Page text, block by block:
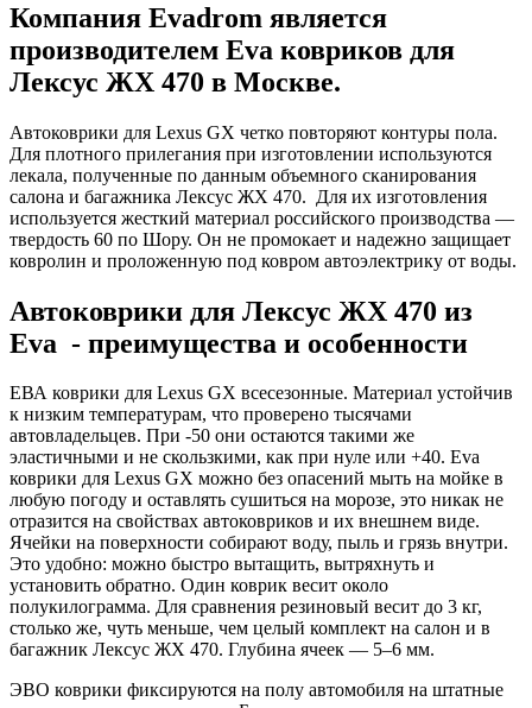
Компания Evadrom является
производителем Eva ковриков для
Лексус ЖХ 470 в Москве.
Автоковрики для Lexus GX четко повторяют контуры пола.
Для плотного прилегания при изготовлении используются
лекала, полученные по данным объемного сканирования
салона и багажника Лексус ЖХ 470. Для их изготовления
используется жесткий материал российского производства —
твердость 60 по Шору. Он не промокает и надежно защищает
ковролин и проложенную под ковром автоэлектрику от воды.
Автоковрики для Лексус ЖХ 470 из
Eva - преимущества и особенности
ЕВА коврики для Lexus GX всесезонные. Материал устойчив
к низким температурам, что проверено тысячами
автовладельцев. При -50 они остаются такими же
эластичными и не скользкими, как при нуле или +40. Eva
коврики для Lexus GX можно без опасений мыть на мойке в
любую погоду и оставлять сушиться на морозе, это никак не
отразится на свойствах автоковриков и их внешнем виде.
Ячейки на поверхности собирают воду, пыль и грязь внутри.
Это удобно: можно быстро вытащить, вытряхнуть и
установить обратно. Один коврик весит около
полукилограмма. Для сравнения резиновый весит до 3 кг,
столько же, чуть меньше, чем целый комплект на салон и в
багажник Лексус ЖХ 470. Глубина ячеек — 5–6 мм.
ЭВО коврики фиксируются на полу автомобиля на штатные